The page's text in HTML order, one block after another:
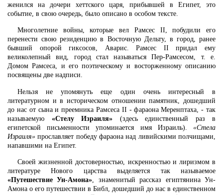
женился на дочери хеттского царя, прибывшей в Египет, это
событие, в свою очередь, было описано в особом тексте.
Многолетние войны, которые вел Рамсес II, побудили его
перенести свою резиденцию в Восточную Дельту, в город, ранее
бывший опорой гиксосов, Аварис. Рамсес II придал ему
великолепный вид, город стал называться Пер-Рамсесом, т. е.
Домом Рамсеса, и его поэтическому и восторженному описанию
посвящены две надписи.
Нельзя не упомянуть еще один очень интересный в
литературном и в историческом отношении памятник, дошедший
до нас от сына и преемника Рамсеса II - фараона Меренптаха, - так
называемую «Стелу Израиля» (здесь единственный раз в
египетской письменности упоминается имя Израиль). «Стела
Израиля» прославляет победу фараона над ливийскими полчищами,
напавшими на Египет.
Своей жизненной достоверностью, искренностью и лиризмом в
литературе Нового царства выделяется так называемое
«Путешествие Ун-Амона», знаменитый рассказ египтянина Ун-
Амона о его путешествии в Библ, дошедший до нас в единственном